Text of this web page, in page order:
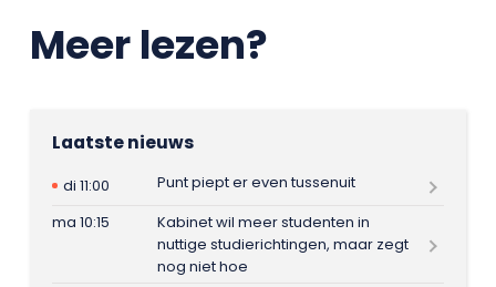
Meer lezen?
Laatste nieuws
di 11:00
Punt piept er even tussenuit
ma 10:15
Kabinet wil meer studenten in
nuttige studierichtingen, maar zegt
nog niet hoe